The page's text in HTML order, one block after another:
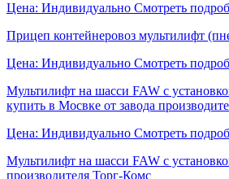
Цена: Индивидуально Смотреть
Прицеп контейнеровоз мультилифт
Цена: Индивидуально Смотреть
Мультилифт на шасси FAW с
купить в Мосвке от завода
Цена: Индивидуально Смотреть
Мультилифт на шасси FAW с
производителя Торг-Комс